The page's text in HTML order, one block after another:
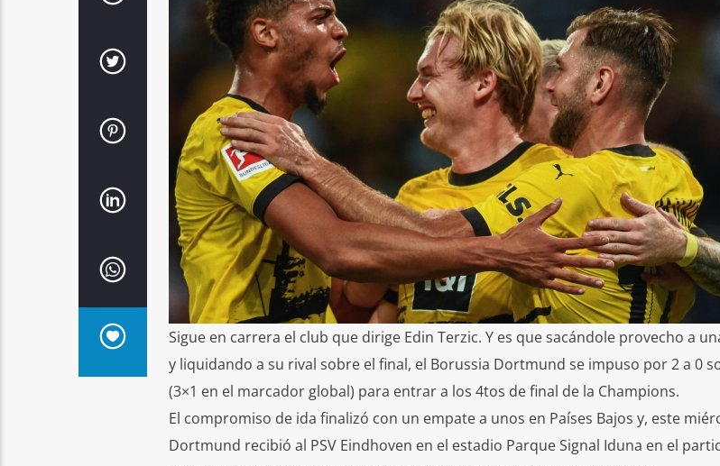
Sigue en carrera el club que dirige Edin Terzic. Y es que sacándole provecho a
y liquidando a su rival sobre el final, el Borussia Dortmund se impuso por 2 a 0
(3×1 en el marcador global) para entrar a los 4tos de final de la Champions.
El compromiso de ida finalizó con un empate a unos en Países Bajos y, este
Dortmund recibió al PSV Eindhoven en el estadio Parque Signal Iduna en el